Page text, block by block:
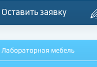
Оставить заявку
Лабораторная мебель